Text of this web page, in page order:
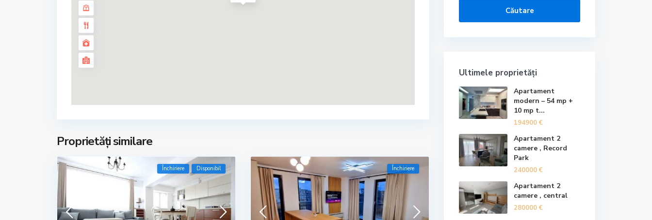
Proprietăți similare
Închiriere Disponibil Închiriere
Căutare
Ultimele proprietăți
Apartament
modern – 54 mp +
10 mp t...
194900 €
Apartament 2
camere , Record
Park
240000 €
Apartament 2
camere , central
280000 €